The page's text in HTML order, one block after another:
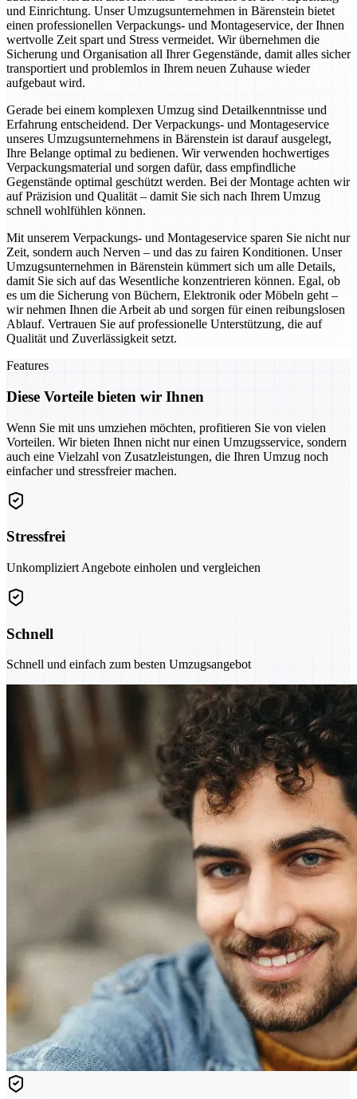
und Einrichtung. Unser Umzugsunternehmen in Bärenstein bietet
einen professionellen Verpackungs- und Montageservice, der Ihnen
wertvolle Zeit spart und Stress vermeidet. Wir übernehmen die
Sicherung und Organisation all Ihrer Gegenstände, damit alles sicher
transportiert und problemlos in Ihrem neuen Zuhause wieder
aufgebaut wird.
Gerade bei einem komplexen Umzug sind Detailkenntnisse und
Erfahrung entscheidend. Der Verpackungs- und Montageservice
unseres Umzugsunternehmens in Bärenstein ist darauf ausgelegt,
Ihre Belange optimal zu bedienen. Wir verwenden hochwertiges
Verpackungsmaterial und sorgen dafür, dass empfindliche
Gegenstände optimal geschützt werden. Bei der Montage achten wir
auf Präzision und Qualität – damit Sie sich nach Ihrem Umzug
schnell wohlfühlen können.
Mit unserem Verpackungs- und Montageservice sparen Sie nicht nur
Zeit, sondern auch Nerven – und das zu fairen Konditionen. Unser
Umzugsunternehmen in Bärenstein kümmert sich um alle Details,
damit Sie sich auf das Wesentliche konzentrieren können. Egal, ob
es um die Sicherung von Büchern, Elektronik oder Möbeln geht –
wir nehmen Ihnen die Arbeit ab und sorgen für einen reibungslosen
Ablauf. Vertrauen Sie auf professionelle Unterstützung, die auf
Qualität und Zuverlässigkeit setzt.
Features
Diese Vorteile bieten wir Ihnen
Wenn Sie mit uns umziehen möchten, profitieren Sie von vielen
Vorteilen. Wir bieten Ihnen nicht nur einen Umzugsservice, sondern
auch eine Vielzahl von Zusatzleistungen, die Ihren Umzug noch
einfacher und stressfreier machen.
Stressfrei
Unkompliziert Angebote einholen und vergleichen
Schnell
Schnell und einfach zum besten Umzugsangebot